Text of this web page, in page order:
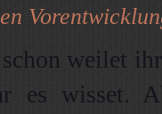
weilet
es wisset.